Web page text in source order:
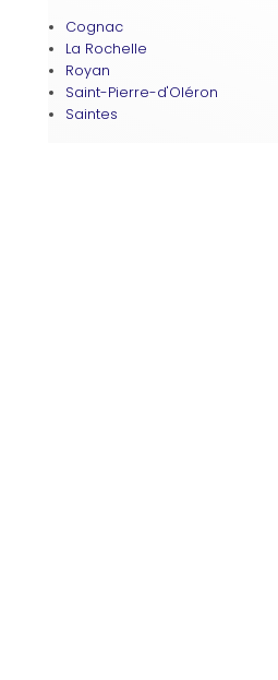
Cognac
La Rochelle
Royan
Saint-Pierre-d'Oléron
Saintes